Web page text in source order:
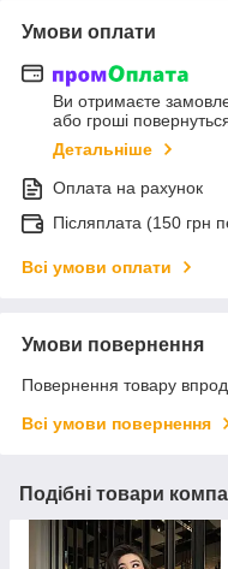
Умови оплати
Ви отримаєте
або гроші
Детальніше
Оплата на рахунок
Післяплата (150 грн
Всі умови оплати
Умови повернення
Повернення товару
Всі умови повернення
Подібні товари